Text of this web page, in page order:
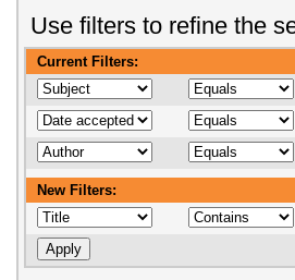
Use filters to refine the
Current Filters:
New Filters: